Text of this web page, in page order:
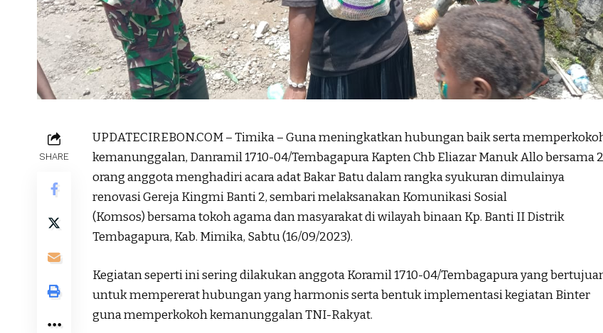
SHARE
UPDATECIREBON.COM – Timika – Guna meningkatkan hubungan baik serta
kemanunggalan, Danramil 1710-04/Tembagapura Kapten Chb Eliazar Manuk Allo bersama 2
orang anggota menghadiri acara adat Bakar Batu dalam rangka syukuran dimulainya
renovasi Gereja Kingmi Banti 2, sembari melaksanakan Komunikasi Sosial
(Komsos) bersama tokoh agama dan masyarakat di wilayah binaan Kp. Banti II Distrik
Tembagapura, Kab. Mimika, Sabtu (16/09/2023).
Kegiatan seperti ini sering dilakukan anggota Koramil 1710-04/Tembagapura yang
untuk mempererat hubungan yang harmonis serta bentuk implementasi kegiatan Binter
guna memperkokoh kemanunggalan TNI-Rakyat.